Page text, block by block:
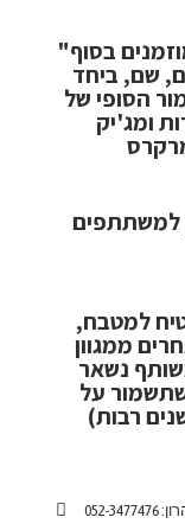
"שולחן הקסמים"- המשתתפים מוזמנים בסוף
שם, ביחד
הסופי של
ומג'יק
למשתתפים
למטבח,
ממגוון
נשאר
על
רבות)
3477476